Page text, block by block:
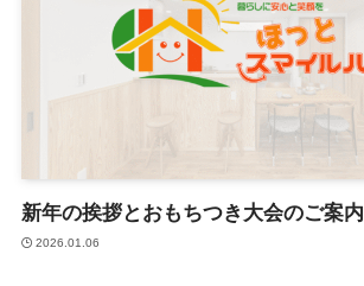
新年の挨拶とおもちつき大会のご案内
2026.01.06